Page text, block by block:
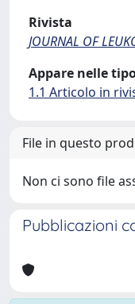
Rivista
JOURNAL OF
Appare nelle
1.1 Articolo in
File in questo
Non ci sono file
Pubblicazioni